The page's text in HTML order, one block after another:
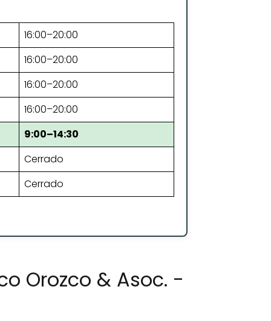
16:00–20:00
16:00–20:00
16:00–20:00
16:00–20:00
9:00–14:30
Cerrado
Cerrado
Orozco & Asoc. -